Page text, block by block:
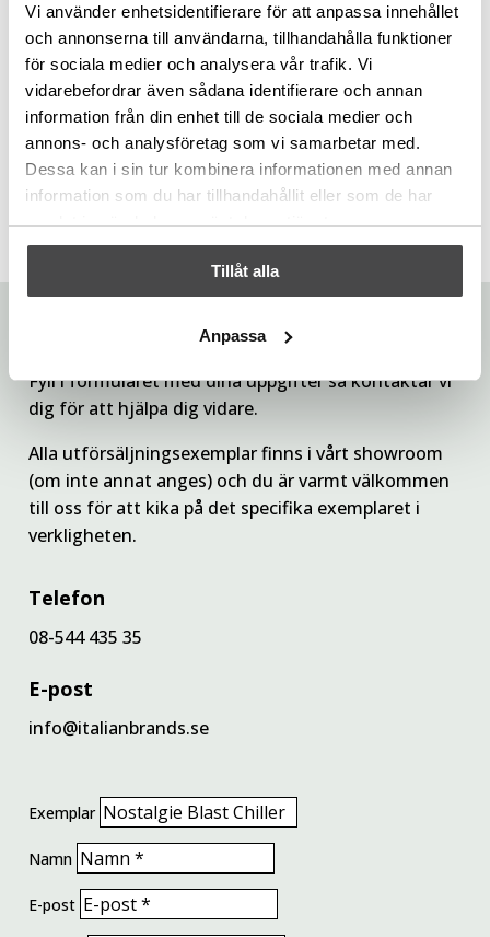
Vi använder enhetsidentifierare för att anpassa innehållet
och annonserna till användarna, tillhandahålla funktioner
för sociala medier och analysera vår trafik. Vi
vidarebefordrar även sådana identifierare och annan
information från din enhet till de sociala medier och
annons- och analysföretag som vi samarbetar med.
Dessa kan i sin tur kombinera informationen med annan
information som du har tillhandahållit eller som de har
samlat in när du har använt deras tjänster.
Tillåt alla
Anpassa
33 900 kr-30%
Professional Plus gashäll 60
Utställningsexemplar
11 000 kr
15 800 kr-30%
Är du intresserad?
Fyll i formuläret med dina uppgifter så kontaktar vi
dig för att hjälpa dig vidare.
Alla utförsäljningsexemplar finns i vårt showroom
(om inte annat anges) och du är varmt välkommen
till oss för att kika på det specifika exemplaret i
verkligheten.
Telefon
08-544 435 35
E-post
info@italianbrands.se
Exemplar
Namn
E-post